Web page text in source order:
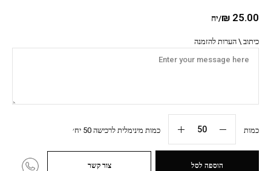
₪ 25.00 /יח
כיתוב \ הערות להזמנה
כמות כמות מינימלית לרכישה 50 יח׳
הוספה לסל צור קשר